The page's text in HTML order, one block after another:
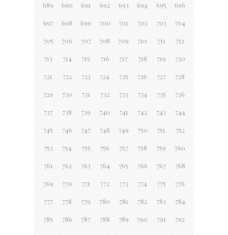
689 690 691 692 693 694 695 696
697 698 699 700 701 702 703 704
705 706 707 708 709 710 711 712
713 714 715 716 717 718 719 720
721 722 723 724 725 726 727 728
729 730 731 732 733 734 735 736
737 738 739 740 741 742 743 744
745 746 747 748 749 750 751 752
753 754 755 756 757 758 759 760
761 762 763 764 765 766 767 768
769 770 771 772 773 774 775 776
777 778 779 780 781 782 783 784
785 786 787 788 789 790 791 792